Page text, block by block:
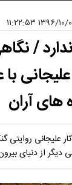
/
با
‌های آران
علیجانی روایتی
از دنیای